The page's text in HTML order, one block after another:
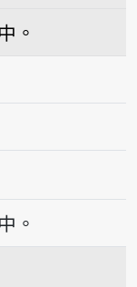
。
音讀ji̍p-liām/
。